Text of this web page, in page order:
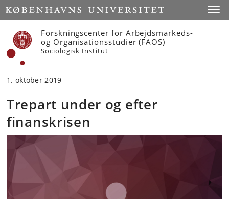
Start
Forskningscenter for Arbejdsmarkeds-
og Organisationsstudier (FAOS)
Sociologisk Institut
1. oktober 2019
Trepart under og efter
finanskrisen